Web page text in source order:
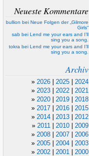
Neueste Kommentare
bullion bei Neue Folgen der „Gilmore
Girls“
sab bei Lend me your ears and I’ll
sing you a song.
tokra bei Lend me your ears and I’ll
sing you a song.
Archiv
2026 | 2025 | 2024
2023 | 2022 | 2021
2020 | 2019 | 2018
2017 | 2016 | 2015
2014 | 2013 | 2012
2011 | 2010 | 2009
2008 | 2007 | 2006
2005 | 2004 | 2003
2002 | 2001 | 2000